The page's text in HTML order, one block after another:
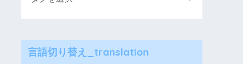
言語切り替え_translation